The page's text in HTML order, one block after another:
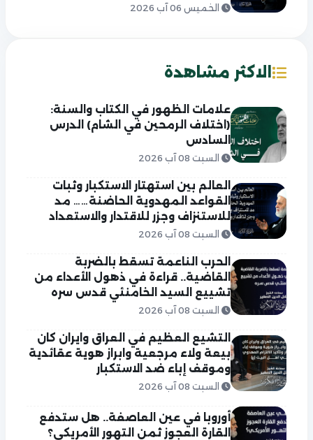
الخميس 06 آب 2026
الاكثر مشاهدة
علامات الظهور في الكتاب والسنة:
(اختلاف الرمحين في الشام) الدرس
السادس
السبت 08 آب 2026
العالم بين استهتار الاستكبار وثبات
القواعد المهدوية الحاضنة…… مد
للاستنزاف وجزر للاقتدار والاستعداد
السبت 08 آب 2026
الحرب الناعمة تسقط بالضربة
القاضية.. قراءة في ذهول الأعداء من
تشييع السيد الخامنئي قدس سره
السبت 08 آب 2026
التشيع العظيم في العراق وايران كان
بيعة ولاء مرجعية وابراز هوية عقائدية
وموقف إباء ضد الاستكبار
السبت 08 آب 2026
أوروبا في عين العاصفة.. هل ستدفع
القارة العجوز ثمن التهور الأمريكي؟